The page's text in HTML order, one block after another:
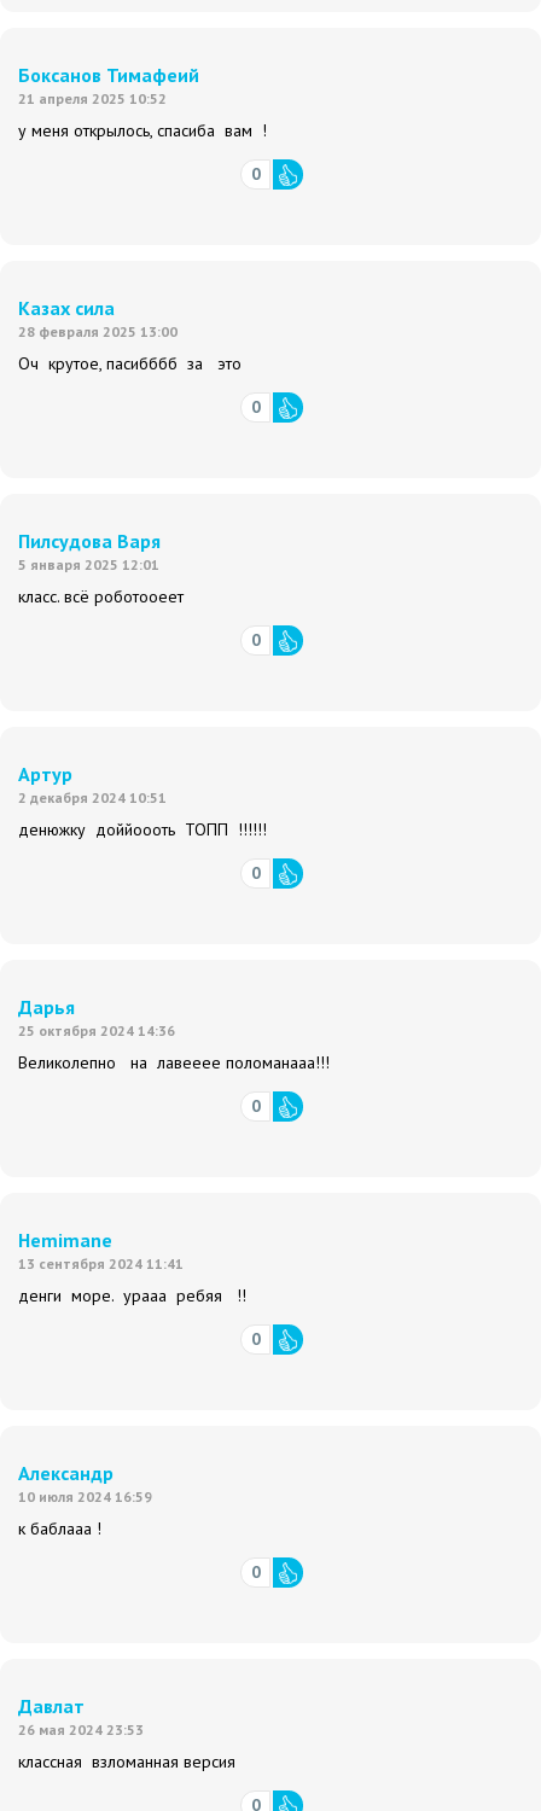
Боксанов Тимафеий
21 апреля 2025 10:52
у меня открылось, спасиба вам !
0
Казах сила
28 февраля 2025 13:00
Оч крутое, пасибббб за это
0
Пилсудова Варя
5 января 2025 12:01
класс. всё роботооеет
0
Артур
2 декабря 2024 10:51
денюжку доййоооть ТОПП !!!!!!
0
Дарья
25 октября 2024 14:36
Великолепно на лавееее поломанааа!!!
0
Hemimane
13 сентября 2024 11:41
денги море. урааа ребяя !!
0
Александр
10 июля 2024 16:59
к баблааа !
0
Давлат
26 мая 2024 23:53
классная взломанная версия
0